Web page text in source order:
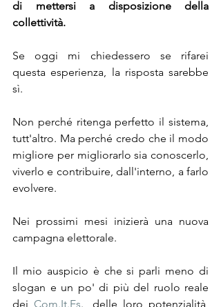
di mettersi a disposizione della
collettività.
Se oggi mi chiedessero se rifarei
questa esperienza, la risposta sarebbe
sì.
Non perché ritenga perfetto il sistema,
tutt'altro. Ma perché credo che il modo
migliore per migliorarlo sia conoscerlo,
viverlo e contribuire, dall'interno, a farlo
evolvere.
Nei prossimi mesi inizierà una nuova
campagna elettorale.
Il mio auspicio è che si parli meno di
slogan e un po' di più del ruolo reale
dei Com.It.Es., delle loro potenzialità,